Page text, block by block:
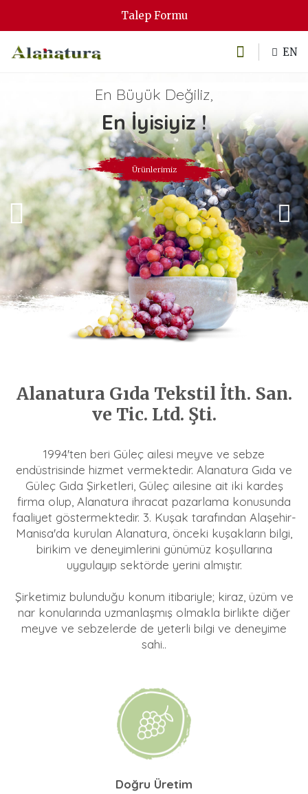
Talep Formu
EN
En Büyük Değiliz,
En İyisiyiz !
Ürünlerimiz
Alanatura Gıda Tekstil İth. San.
ve Tic. Ltd. Şti.
1994'ten beri Güleç ailesi meyve ve sebze
endüstrisinde hizmet vermektedir. Alanatura Gıda ve
Güleç Gıda Şirketleri, Güleç ailesine ait iki kardeş
firma olup, Alanatura ihracat pazarlama konusunda
faaliyet göstermektedir. 3. Kuşak tarafından Alaşehir-
Manisa'da kurulan Alanatura, önceki kuşakların bilgi,
birikim ve deneyimlerini günümüz koşullarına
uygulayıp sektörde yerini almıştır.
Şirketimiz bulunduğu konum itibariyle; kiraz, üzüm ve
nar konularında uzmanlaşmış olmakla birlikte diğer
meyve ve sebzelerde de yeterli bilgi ve deneyime
sahi..
Doğru Üretim